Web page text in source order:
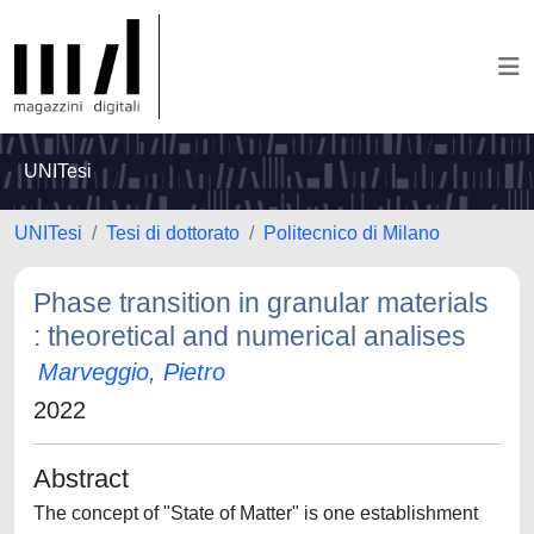
UNITesi
UNITesi Tesi di dottorato Politecnico di Milano
Phase transition in granular materials
: theoretical and numerical analises
Marveggio, Pietro
2022
Abstract
The concept of "State of Matter" is one establishment